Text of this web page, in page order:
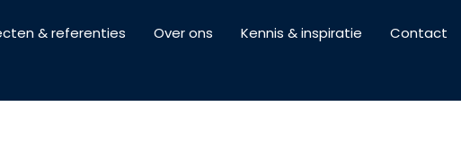
& referenties Over ons Kennis & inspiratie
Contact